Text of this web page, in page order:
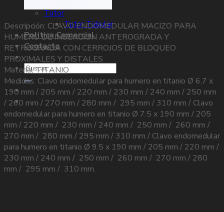
Tutor
Tutor Tubular
Politica Comercial
Contacto
Buscar
por:
Descripción: CLAVO ENDOMEDULAR MACIZO PARA
HUMERO DE INSERCION ANTEROGRADA Y
RETROGRADA CON CERROJOS DE BLOQUEO
PROXIMALES Y DISTALES
Material TITANIO
Medidas: Clavo endomedular para humero en titanio Ø 6.7 x
190 mm / 205 mm / 220 mm / 230 mm / 240 mm / 250 mm
/ 260 mm / 270 mm / 280 mm / 295 mm / 310 mm / Clavo
endomedular para humero en titanio Ø 7.5 x 190 mm / 205
mm / 220 mm / 230 mm / 240 mm / 250 mm / 260 mm /
270 mm / 280 mm / 295 mm / 310 mm / Clavo endomedular
para humero en titanio Ø 9.5 x 190 mm / 205 mm / 220 mm /
230 mm / 240 mm / 250 mm / 260 mm / 270 mm / 280
mm / 295 mm / 310 mm.